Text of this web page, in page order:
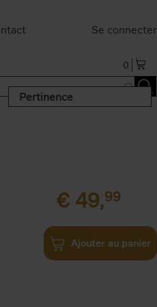
Se connecter
0
Pertinence
€ 49,99
Ajouter au panier